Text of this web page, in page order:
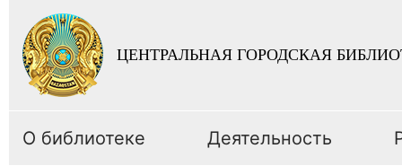
ЦЕНТРАЛЬНАЯ ГОРОДСКАЯ
О библиотеке Деятельность